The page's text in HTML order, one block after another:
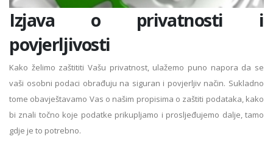
Izjava o privatnosti i
povjerljivosti
Kako želimo zaštititi Vašu privatnost, ulažemo puno napora da se
vaši osobni podaci obrađuju na siguran i povjerljiv način. Sukladno
tome obavještavamo Vas o našim propisima o zaštiti podataka, kako
bi znali točno koje podatke prikupljamo i prosljeđujemo dalje, tamo
gdje je to potrebno.